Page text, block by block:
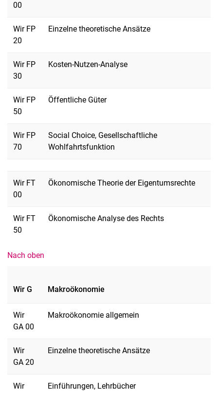
00
Wir FP
20
Einzelne theoretische Ansätze
Wir FP
30
Kosten-Nutzen-Analyse
Wir FP
50
Öffentliche Güter
Wir FP
70
Social Choice, Gesellschaftliche
Wohlfahrtsfunktion
Wir FT
00
Ökonomische Theorie der Eigentumsrechte
Wir FT
50
Ökonomische Analyse des Rechts
Nach oben
Wir G Makroökonomie
Wir
GA 00
Makroökonomie allgemein
Wir
GA 20
Einzelne theoretische Ansätze
Wir
Einführungen, Lehrbücher